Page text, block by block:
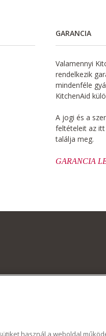
GARANCIA
Valamennyi
rendelkezik
mindenféle
KitchenAid
A jogi és a
feltételeit az
találja meg.
GARANCIA
használ a weboldal